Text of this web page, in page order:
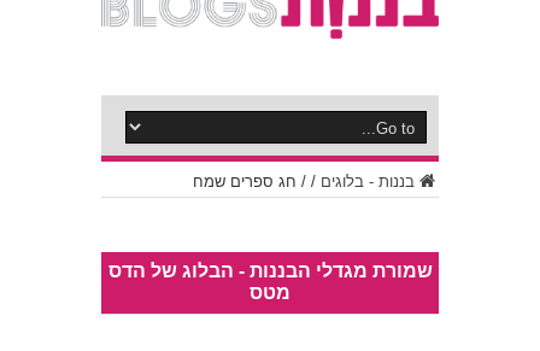
בננות - בלוגים /
/ חג ספרים שמח
שמורת מגדלי הבננות - הבלוג של הדס
מטס